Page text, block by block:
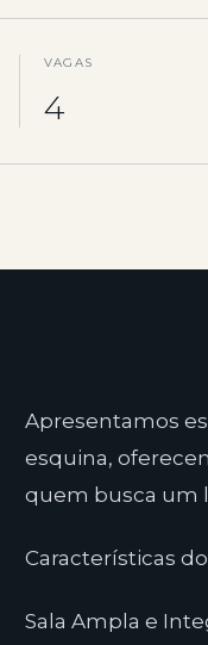
VAGAS
4
Apresentamos
esquina,
quem busca um
Características
Sala Ampla e